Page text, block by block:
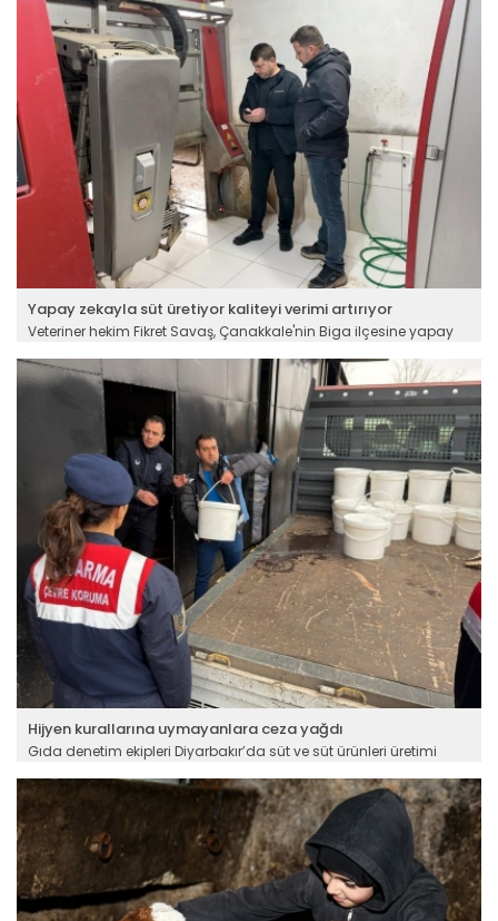
depremzede üreticiler için çok önemli olduğunu belirtiyor.
Devamını Oku ->
Yapay zekayla süt üretiyor kaliteyi verimi artırıyor
Veteriner hekim Fikret Savaş, Çanakkale'nin Biga ilçesine yapay
kalan hayvancılığı devlet destekleri ve dijital teknolojilerle ileriye
taşıyan veteriner hekim hastalıktan ari, modern işletmede süt
üretimi yapıyor. Çiftliğin kapasitesini artırmayı hedefleyen Savaş,
yapay zekayla yapılan süt üretiminin daha hijyenik, kaliteli ve
verimli olduğunu vurguluyor.
Devamını Oku ->
Hijyen kurallarına uymayanlara ceza yağdı
Gıda denetim ekipleri Diyarbakır’da süt ve süt ürünleri üretimi
sıkı denetimler gerçekleştirdi. Hijyen ve saklama koşullarını
taşımayan 5 işletmede ele geçirilen 460 kilogram peynir imha
edildi, aykırı faaliyet gösteren 8 işletmeye idari para cezası
kesildi.
Devamını Oku ->